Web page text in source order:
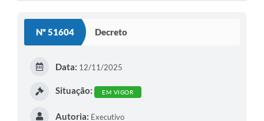
Nº 51604 Decreto
Data: 12/11/2025
Situação: EM VIGOR
Autoria: Executivo